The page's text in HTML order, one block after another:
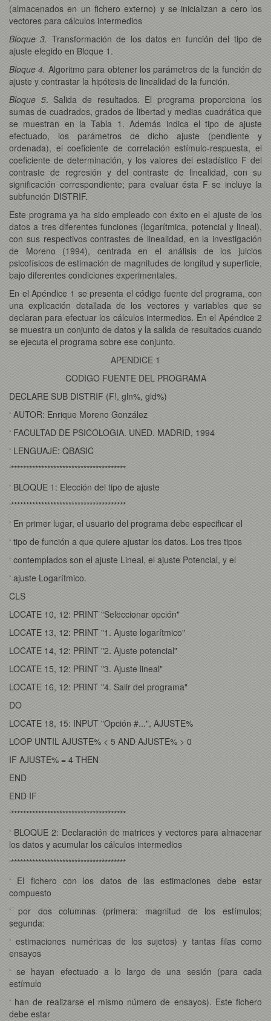
(almacenados en un fichero externo) y se inicializan a cero los
vectores para cálculos intermedios
Bloque 3. Transformación de los datos en función del tipo de
ajuste elegido en Bloque 1.
Bloque 4. Algoritmo para obtener los parámetros de la función de
ajuste y contrastar la hipótesis de linealidad de la función.
Bloque 5. Salida de resultados. El programa proporciona los
sumas de cuadrados, grados de libertad y medias cuadrática que
se muestran en la Tabla 1. Además indica el tipo de ajuste
efectuado, los parámetros de dicho ajuste (pendiente y
ordenada), el coeficiente de correlación estímulo-respuesta, el
coeficiente de determinación, y los valores del estadístico F del
contraste de regresión y del contraste de linealidad, con su
significación correspondiente; para evaluar ésta F se incluye la
subfunción DISTRIF.
Este programa ya ha sido empleado con éxito en el ajuste de los
datos a tres diferentes funciones (logarítmica, potencial y lineal),
con sus respectivos contrastes de linealidad, en la investigación
de Moreno (1994), centrada en el análisis de los juicios
psicofísicos de estimación de magnitudes de longitud y superficie,
bajo diferentes condiciones experimentales.
En el Apéndice 1 se presenta el código fuente del programa, con
una explicación detallada de los vectores y variables que se
declaran para efectuar los cálculos intermedios. En el Apéndice 2
se muestra un conjunto de datos y la salida de resultados cuando
se ejecuta el programa sobre ese conjunto.
APENDICE 1
CODIGO FUENTE DEL PROGRAMA
DECLARE SUB DISTRIF (F!, gln%, gld%)
‘ AUTOR: Enrique Moreno González
‘ FACULTAD DE PSICOLOGIA. UNED. MADRID, 1994
‘ LENGUAJE: QBASIC
‘**************************************
‘ BLOQUE 1: Elección del tipo de ajuste
‘**************************************
‘ En primer lugar, el usuario del programa debe especificar el
‘ tipo de función a que quiere ajustar los datos. Los tres tipos
‘ contemplados son el ajuste Lineal, el ajuste Potencial, y el
‘ ajuste Logarítmico.
CLS
LOCATE 10, 12: PRINT "Seleccionar opción"
LOCATE 13, 12: PRINT "1. Ajuste logarítmico"
LOCATE 14, 12: PRINT "2. Ajuste potencial"
LOCATE 15, 12: PRINT "3. Ajuste lineal"
LOCATE 16, 12: PRINT "4. Salir del programa"
DO
LOCATE 18, 15: INPUT "Opción #...", AJUSTE%
LOOP UNTIL AJUSTE% < 5 AND AJUSTE% > 0
IF AJUSTE% = 4 THEN
END
END IF
‘**************************************
‘ BLOQUE 2: Declaración de matrices y vectores para almacenar
los datos y acumular los cálculos intermedios
‘**************************************
‘ El fichero con los datos de las estimaciones debe estar
compuesto
‘ por dos columnas (primera: magnitud de los estímulos;
segunda:
‘ estimaciones numéricas de los sujetos) y tantas filas como
ensayos
‘ se hayan efectuado a lo largo de una sesión (para cada
estímulo
‘ han de realizarse el mismo número de ensayos). Este fichero
debe estar